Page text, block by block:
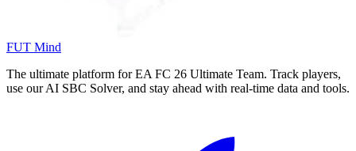
FUT Mind
The ultimate platform for EA FC 26 Ultimate Team. Track players,
use our AI SBC Solver, and stay ahead with real-time data and tools.